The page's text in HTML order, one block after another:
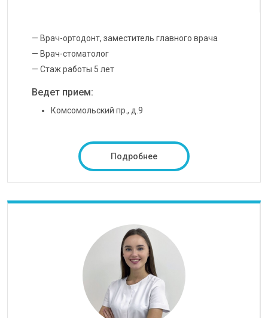
— Врач-ортодонт, заместитель главного врача
— Врач-стоматолог
— Стаж работы 5 лет
Ведет прием:
Комсомольский пр., д.9
Подробнее